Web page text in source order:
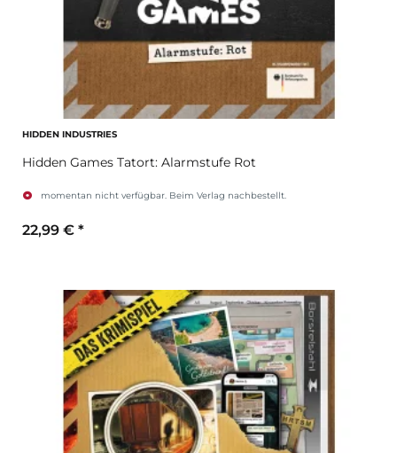
HIDDEN INDUSTRIES
Hidden Games Tatort: Alarmstufe Rot
momentan nicht verfügbar. Beim Verlag nachbestellt.
22,99 € *
Zum Artikel